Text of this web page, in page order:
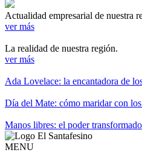
Actualidad empresarial de nuestra
ver más
La realidad de nuestra región.
ver más
Ada Lovelace: la encantadora de
Día del Mate: cómo maridar con
Manos libres: el poder
MENU